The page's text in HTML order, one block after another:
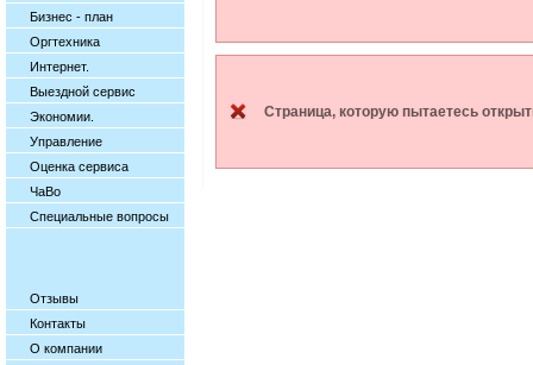
Бизнес - план
Оргтехника
Интернет.
Выездной сервис
Экономии.
Управление
Оценка сервиса
ЧаВо
Специальные вопросы
Отзывы
Контакты
О компании
Страница, которую пытаетесь